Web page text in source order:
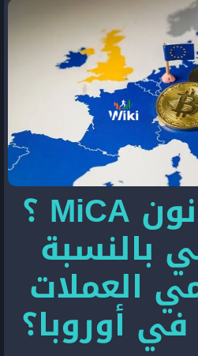
ما هو قانون MiCA ؟
بالنسبة
العملات
أوروبا؟